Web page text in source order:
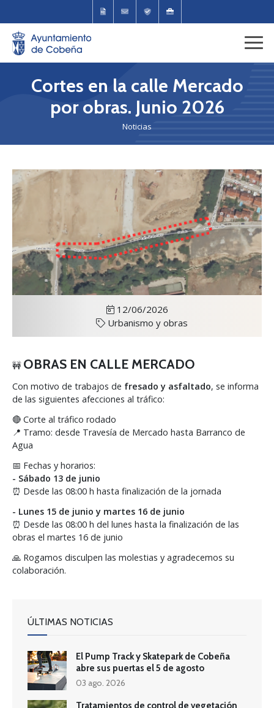
Cortes en la calle Mercado
por obras. Junio 2026
Noticias
12/06/2026
Urbanismo y obras
🚧 OBRAS EN CALLE MERCADO
Con motivo de trabajos de fresado y asfaltado, se informa
de las siguientes afecciones al tráfico:
🔴 Corte al tráfico rodado
📍 Tramo: desde Travesía de Mercado hasta Barranco de
Agua
📅 Fechas y horarios:
- Sábado 13 de junio
⏰ Desde las 08:00 h hasta finalización de la jornada
- Lunes 15 de junio y martes 16 de junio
⏰ Desde las 08:00 h del lunes hasta la finalización de las
obras el martes 16 de junio
🙏 Rogamos disculpen las molestias y agradecemos su
colaboración.
ÚLTIMAS NOTICIAS
El Pump Track y Skatepark de Cobeña
abre sus puertas el 5 de agosto
03 ago. 2026
Tratamientos de control de vegetación